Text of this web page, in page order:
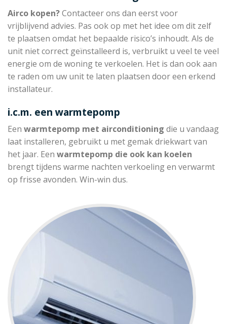
Airco kopen?Contacteer ons dan eerst voor
vrijblijvend advies. Pas ook op met het idee om dit zelf
te plaatsen omdat het bepaalde risico’s inhoudt. Als de
unit niet correct geïnstalleerd is, verbruikt u veel te veel
energie om de woning te verkoelen. Het is dan ook aan
te raden om uw unit te laten plaatsen door een erkend
installateur.
i.c.m. een warmtepomp
Een warmtepomp met airconditioning die u vandaag
laat installeren, gebruikt u met gemak driekwart van
het jaar. Een warmtepomp die ook kan koelen
brengt tijdens warme nachten verkoeling en verwarmt
op frisse avonden. Win-win dus.